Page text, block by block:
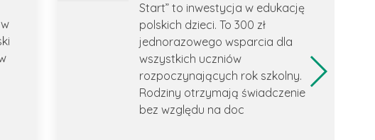
Start” to inwestycja w edukację
polskich dzieci. To 300 zł
jednorazowego wsparcia dla
wszystkich uczniów
rozpoczynających rok szkolny.
Rodziny otrzymają świadczenie
bez względu na doc